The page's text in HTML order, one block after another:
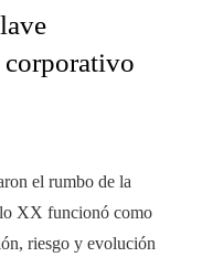
el rumbo de la
XX funcionó como
riesgo y evolución